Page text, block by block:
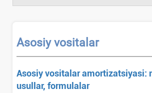
Asosiy vositalar
Asosiy vositalar amortizatsiyasi:
usullar, formulalar